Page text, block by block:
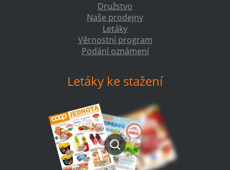
Družstvo
Naše prodejny
Letáky
Věrnostní program
Podání oznámení
Letáky ke stažení